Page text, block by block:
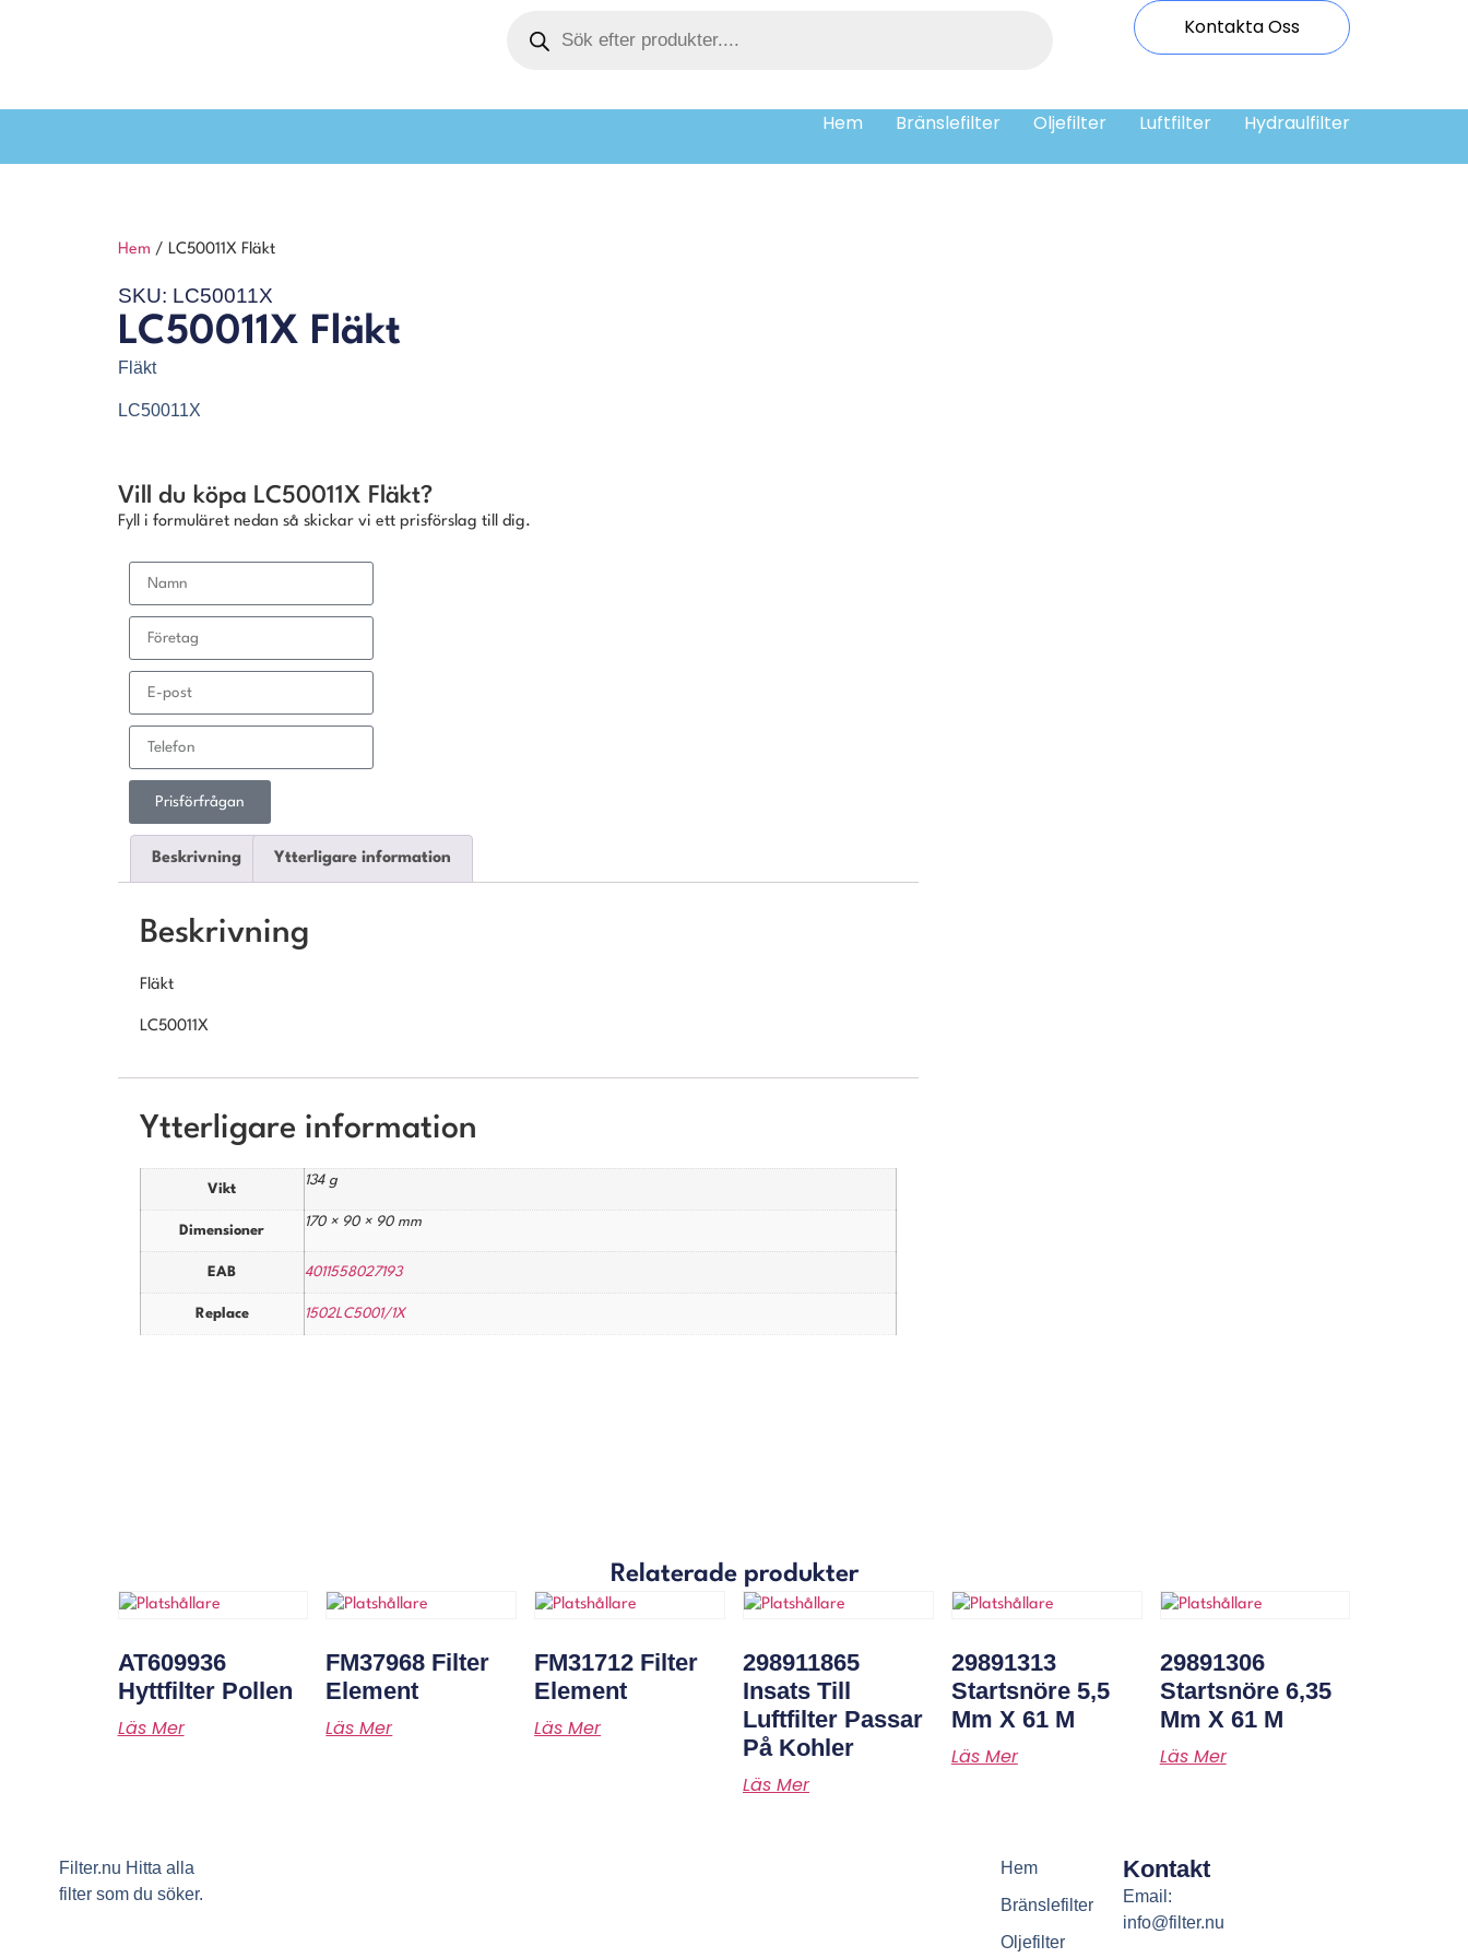
Kontakta Oss
Hem Bränslefilter Oljefilter Luftfilter Hydraulfilter
Hem / LC50011X Fläkt
SKU: LC50011X
LC50011X Fläkt
Fläkt
LC50011X
Vill du köpa LC50011X Fläkt?
Fyll i formuläret nedan så skickar vi ett prisförslag till dig.
Prisförfrågan
Beskrivning Ytterligare information
Beskrivning
Fläkt
LC50011X
Ytterligare information
Vikt
134 g
Dimensioner
170 × 90 × 90 mm
EAB 4011558027193
Replace 1502LC5001/1X
Relaterade produkter
AT609936
Hyttfilter Pollen
Läs Mer
FM37968 Filter
Element
Läs Mer
FM31712 Filter
Element
Läs Mer
298911865
Insats Till
Luftfilter Passar
På Kohler
Läs Mer
29891313
Startsnöre 5,5
Mm X 61 M
Läs Mer
29891306
Startsnöre 6,35
Mm X 61 M
Läs Mer
Filter.nu Hitta alla
filter som du söker.
Hem
Bränslefilter
Oljefilter
Kontakt
Email:
info@filter.nu